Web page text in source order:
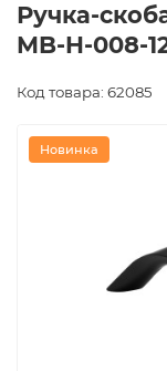
Ручка-
MB-H-008-
Код товара: 62085
Новинка